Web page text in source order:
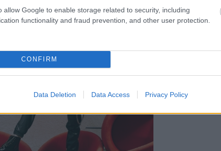
allow Google to enable storage related to security, including
functionality and fraud prevention, and other user protection.
CONFIRM
Data Deletion Data Access Privacy Policy